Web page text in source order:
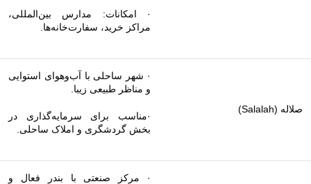
· امکانات: مدارس بین‌المللی،
مراکز خرید، سفارت‌خانه‌ها.
صلاله (Salalah)
· شهر ساحلی با آب‌وهوای استوایی
و مناظر طبیعی زیبا.
·مناسب برای سرمایه‌گذاری در
بخش گردشگری و املاک ساحلی.
· مرکز صنعتی با بندر فعال و